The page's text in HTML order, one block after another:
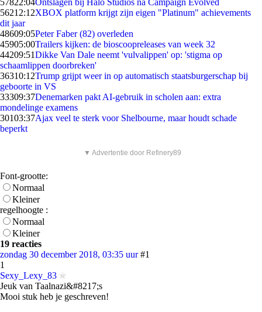
57822:04Ontslagen bij Halo Studios na Campaign Evolved
56212:12XBOX platform krijgt zijn eigen "Platinum" achievements
dit jaar
48609:05Peter Faber (82) overleden
45905:00Trailers kijken: de bioscoopreleases van week 32
44209:51Dikke Van Dale neemt 'vulvalippen' op: 'stigma op
schaamlippen doorbreken'
36310:12Trump grijpt weer in op automatisch staatsburgerschap bij
geboorte in VS
33309:37Denemarken pakt AI-gebruik in scholen aan: extra
mondelinge examens
30103:37Ajax veel te sterk voor Shelbourne, maar houdt schade
beperkt
▼ Advertentie door Refinery89
Font-grootte:
Normaal
Kleiner
regelhoogte :
Normaal
Kleiner
19 reacties
zondag 30 december 2018, 03:35 uur #1
1
Sexy_Lexy_83
Jeuk van Taalnazi&#8217;s
Mooi stuk heb je geschreven!